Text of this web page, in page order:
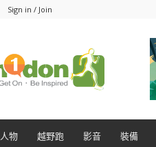
Sign in / Join
人物 越野跑 影音 裝備